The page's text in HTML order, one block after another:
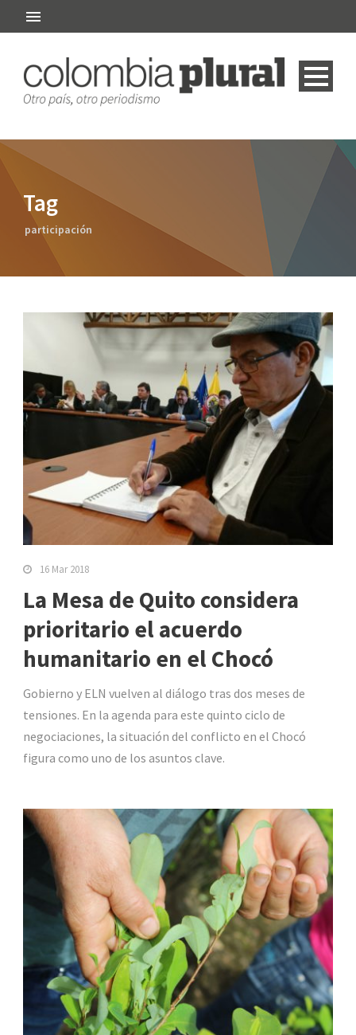
Tag
participación
16 Mar 2018
La Mesa de Quito considera
prioritario el acuerdo
humanitario en el Chocó
Gobierno y ELN vuelven al diálogo tras dos meses de
tensiones. En la agenda para este quinto ciclo de
negociaciones, la situación del conflicto en el Chocó
figura como uno de los asuntos clave.